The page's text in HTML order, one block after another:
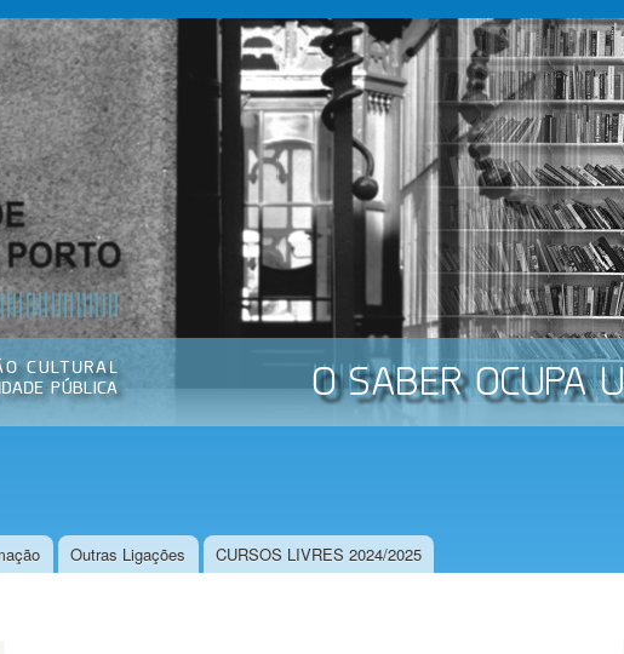
Passar
para o
conteúdo
principal
Outras Ligações CURSOS LIVRES 2024/2025